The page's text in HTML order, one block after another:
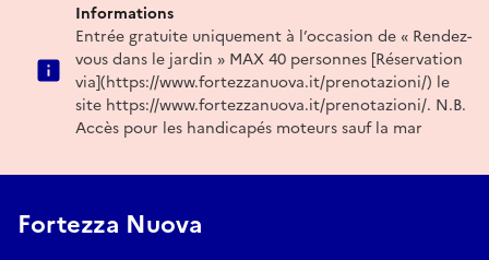
À l’occasion des 800 ans de la mort de saint François, la
visite sera accompagnée d’un moment spécial de lecture
du Cantique des Créatures, suivi par les vers de la poétesse
Eva Di Palma. L’événement se tient sous le patronage du
Comité national pour le huitième centenaire de la mort de
Biographie de la poétesse :
vécu à La Spezia jusqu’en 2022, année où elle a déménagé à
Informations
Entrée gratuite uniquement à l’occasion de « Rendez-
vous dans le jardin » MAX 40 personnes [Réservation
via](https://www.fortezzanuova.it/prenotazioni/) le
site https://www.fortezzanuova.it/prenotazioni/. N.B.
Accès pour les handicapés moteurs sauf la mar
Fortezza Nuova